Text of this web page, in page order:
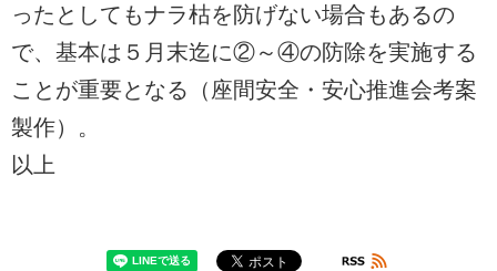
ったとしてもナラ枯を防げない場合もあるの
で、基本は５月末迄に②～④の防除を実施する
ことが重要となる（座間安全・安心推進会考案
製作）。
以上